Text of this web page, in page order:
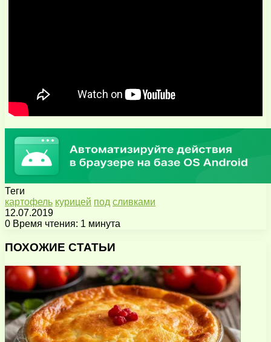
Теги
картофель курицей под сливками
12.07.2019
0 Время чтения: 1 минута
через
почту
ПОХОЖИЕ СТАТЬИ